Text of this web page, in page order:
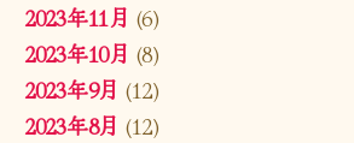
2023年11月 (6)
2023年10月 (8)
2023年9月 (12)
2023年8月 (12)